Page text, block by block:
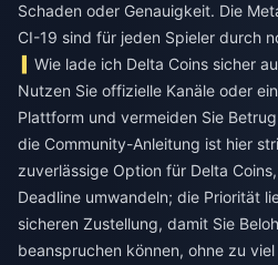
Schaden oder Genauigkeit. Die
CI-19 sind für jeden Spieler durch
Wie lade ich Delta Coins sicher
Nutzen Sie offizielle Kanäle oder
Plattform und vermeiden Sie
die Community-Anleitung ist hier
zuverlässige Option für Delta
Deadline umwandeln; die Priorität
sicheren Zustellung, damit Sie
beanspruchen können, ohne zu